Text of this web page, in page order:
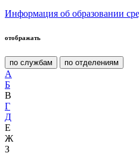
Информация об образовании
отображать
по службам по отделениям
А
Б
В
Г
Д
Е
Ж
З